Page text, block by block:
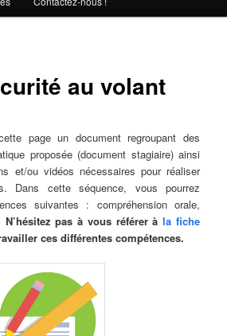
au volant
page un document regroupant des
proposée (document stagiaire) ainsi
et/ou vidéos nécessaires pour réaliser
Dans cette séquence, vous pourrez
suivantes : compréhension orale,
N’hésitez pas à vous référer àla fiche
ces différentes compétences.